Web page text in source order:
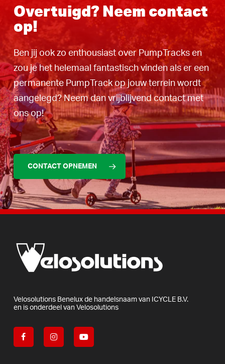
Overtuigd? Neem contact
op!
Ben jij ook zo enthousiast over PumpTracks en
zou je het helemaal fantastisch vinden als er een
permanente PumpTrack op jouw terrein wordt
aangelegd? Neem dan vrijblijvend contact met
ons op!
CONTACT OPNEMEN
Velosolutions Benelux de handelsnaam van ICYCLE B.V.
en is onderdeel van Velosolutions